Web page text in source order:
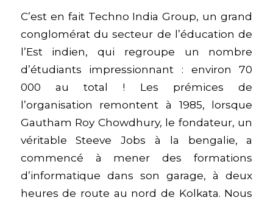
C’est en fait Techno India Group, un grand
conglomérat du secteur de l’éducation de
l’Est indien, qui regroupe un nombre
d’étudiants impressionnant : environ 70
000 au total ! Les prémices de
l’organisation remontent à 1985, lorsque
Gautham Roy Chowdhury, le fondateur, un
véritable Steeve Jobs à la bengalie, a
commencé à mener des formations
d’informatique dans son garage, à deux
heures de route au nord de Kolkata. Nous